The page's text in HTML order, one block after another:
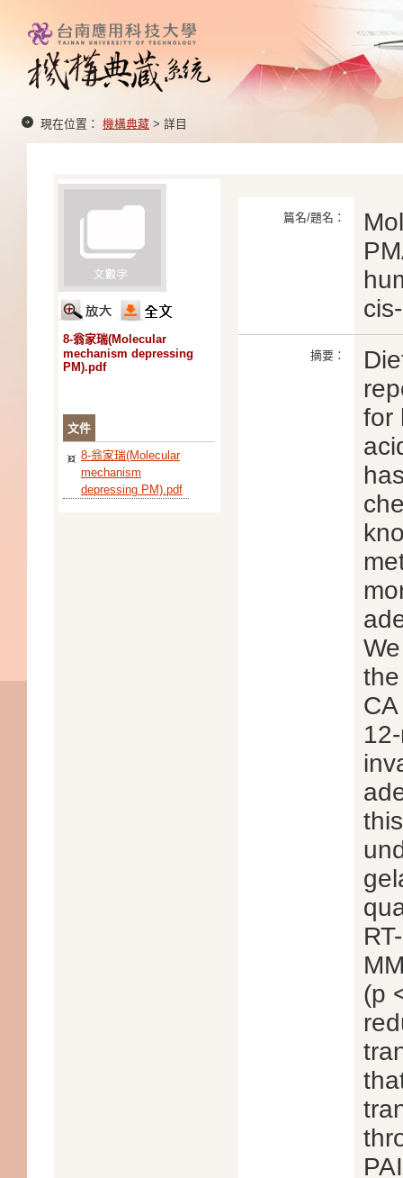
現在位置： 機構典藏 > 詳目
8-翁家瑞(Molecular
mechanism depressing
PM).pdf
文件
8-翁家瑞(Molecular
mechanism
depressing PM).pdf
篇名/題名：
摘要：
for
(p